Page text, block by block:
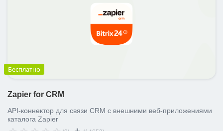
Бесплатно
Zapier for CRM
API-коннектор для связи CRM с внешними веб-приложениями
каталога Zapier